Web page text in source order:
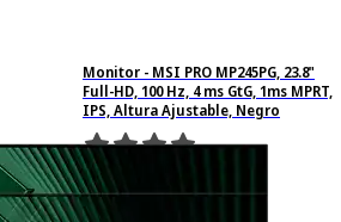
Monitor - MSI PRO MP245PG, 23.8"
Full-HD, 100 Hz, 4 ms GtG, 1ms MPRT,
IPS, Altura Ajustable, Negro